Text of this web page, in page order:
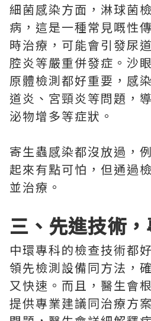
細菌感染方面，淋球菌
病，這是一種常見嘅性
時治療，可能會引發尿
腔炎等嚴重併發症。沙
原體檢測都好重要，感
道炎、宮頸炎等問題，
泌物增多等症狀。
寄生蟲感染都沒放過，
起來有點可怕，但通過
並治療。
三、先進技術
中環專科的檢查技術都
領先檢測設備同方法，
又快速。而且，醫生會
提供專業建議同治療方